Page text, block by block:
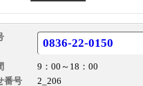
0836-22-0150
9：00～18：00
番号
2_206